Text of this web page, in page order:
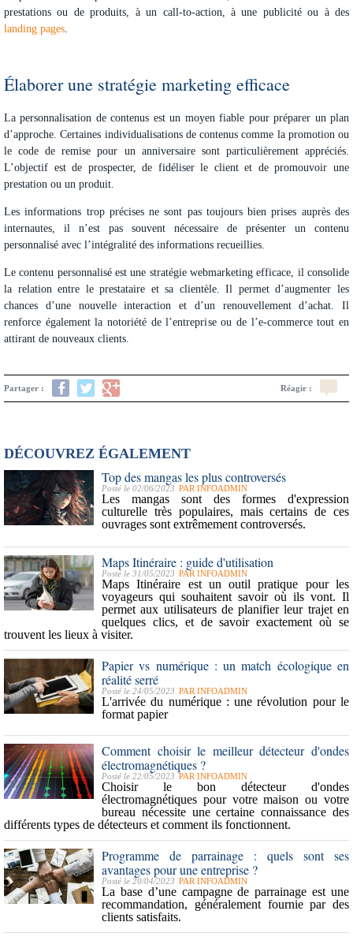
prestations ou de produits, à un call-to-action, à une publicité ou à des
landing pages.
Élaborer une stratégie marketing efficace
Lapersonnalisation de contenus est un moyen fiable pour préparer un plan
d’approche. Certaines individualisations de contenus comme la promotion ou
le code de remise pour un anniversaire sont particulièrement appréciés.
L’objectif est de prospecter, de fidéliser le client et de promouvoir une
prestation ou un produit.
Les informations trop précises ne sont pas toujours bien prises auprès des
internautes, il n’est pas souvent nécessaire de présenter un contenu
personnalisé avec l’intégralité des informations recueillies.
Le contenu personnalisé est une stratégie webmarketing efficace, il consolide
la relation entre le prestataire et sa clientèle. Il permet d’augmenter les
chances d’une nouvelle interaction et d’un renouvellement d’achat. Il
renforce également la notoriété de l’entreprise ou de l’e-commerce tout en
attirant de nouveaux clients.
Partager : Réagir :
DÉCOUVREZ ÉGALEMENT
Top des mangas les plus controversés
Posté le 02/06/2023 PARINFOADMIN
Les mangas sont des formes d'expression
culturelle très populaires, mais certains de ces
ouvrages sont extrêmement controversés.
Maps Itinéraire : guide d'utilisation
Posté le 31/05/2023 PARINFOADMIN
Maps Itinéraire est un outil pratique pour les
voyageurs qui souhaitent savoir où ils vont. Il
permet aux utilisateurs de planifier leur trajet en
quelques clics, et de savoir exactement où se
trouvent les lieux à visiter.
Papier vs numérique : un match écologique en
réalité serré
Posté le 24/05/2023 PARINFOADMIN
L'arrivée du numérique : une révolution pour le
format papier
Comment choisir le meilleur détecteur d'ondes
électromagnétiques ?
Posté le 22/05/2023 PARINFOADMIN
Choisir le bon détecteur d'ondes
électromagnétiques pour votre maison ou votre
bureau nécessite une certaine connaissance des
différents types de détecteurs et comment ils fonctionnent.
Programme de parrainage : quels sont ses
avantages pour une entreprise ?
Posté le 20/04/2023 PARINFOADMIN
La base d’une campagne de parrainage est une
recommandation, généralement fournie par des
clients satisfaits.